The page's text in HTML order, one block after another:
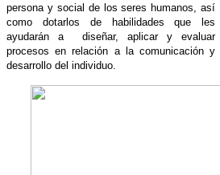
persona y social de los seres humanos, así
como dotarlos de habilidades que les
ayudarán a diseñar, aplicar y evaluar
procesos en relación a la comunicación y
desarrollo del individuo.